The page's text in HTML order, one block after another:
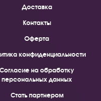
Доставка
Контакты
Оферта
конфиденциальности
Согласие на обработку
персональных данных
Стать партнером